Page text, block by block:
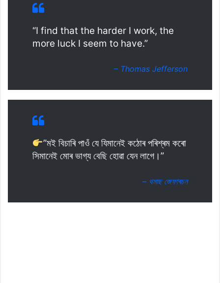
“I find that the harder I work, the
more luck I seem to have.”
– Thomas Jefferson
”মই বিচাৰি পাওঁ যে যিমানেই কঠোৰ পৰিশ্ৰম কৰো
সিমানেই মোৰ ভাগ্য বেছি হোৱা যেন লাগে।”
– থমাছ জেফাৰচন